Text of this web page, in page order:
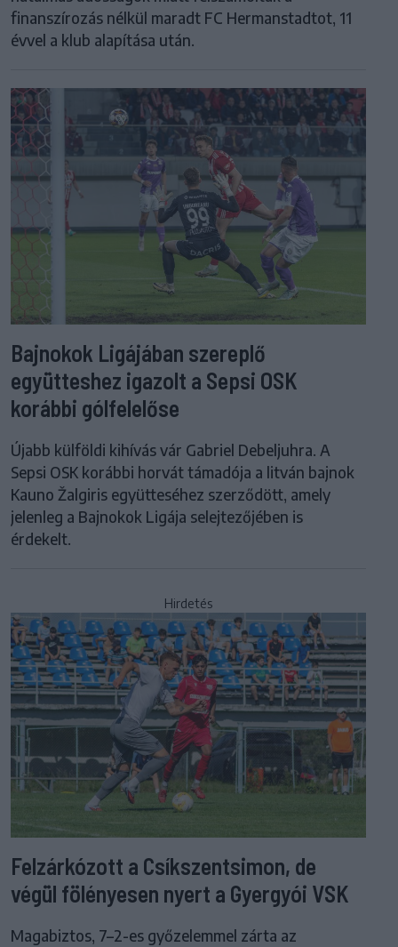
finanszírozás nélkül maradt FC Hermanstadtot, 11
évvel a klub alapítása után.
Bajnokok Ligájában szereplő
együtteshez igazolt a Sepsi OSK
korábbi gólfelelőse
Újabb külföldi kihívás vár Gabriel Debeljuhra. A
Sepsi OSK korábbi horvát támadója a litván bajnok
Kauno Žalgiris együtteséhez szerződött, amely
jelenleg a Bajnokok Ligája selejtezőjében is
érdekelt.
Hirdetés
Felzárkózott a Csíkszentsimon, de
végül fölényesen nyert a Gyergyói VSK
Magabiztos, 7–2-es győzelemmel zárta az